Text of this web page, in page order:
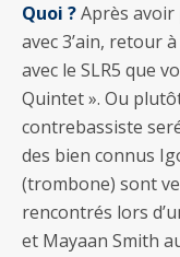
Quoi ?Après avoir
avec 3’ain, retour
avec le SLR5 que
Quintet ». Ou
contrebassiste
des bien connus
(trombone) sont
rencontrés lors
et Mayaan Smith